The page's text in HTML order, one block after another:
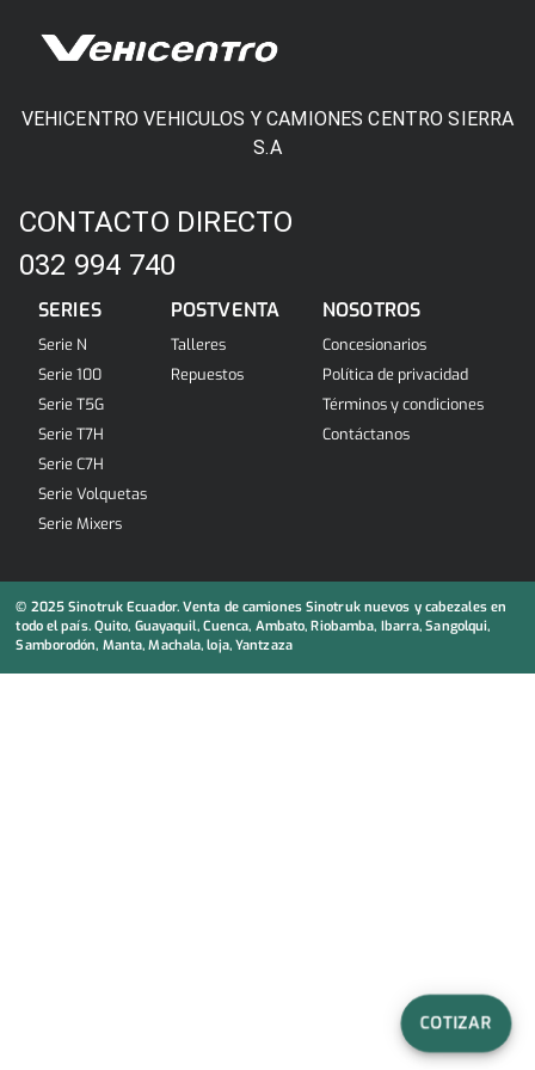
VEHICENTRO VEHICULOS Y CAMIONES CENTRO SIERRA
S.A
CONTACTO DIRECTO
032 994 740
SERIES
Serie N
Serie 100
Serie T5G
Serie T7H
Serie C7H
Serie Volquetas
Serie Mixers
POSTVENTA
Talleres
Repuestos
NOSOTROS
Concesionarios
Política de privacidad
Términos y condiciones
Contáctanos
© 2025 Sinotruk Ecuador. Venta de camiones Sinotruk nuevos y cabezales en
todo el país. Quito, Guayaquil, Cuenca, Ambato, Riobamba, Ibarra, Sangolqui,
Samborodón, Manta, Machala, loja, Yantzaza
COTIZAR